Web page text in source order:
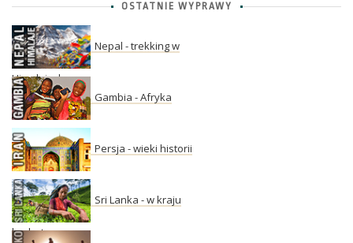
OSTATNIE WYPRAWY
Nepal - trekking w
Himalajach
Gambia - Afryka
Persja - wieki historii
Sri Lanka - w kraju
herbaty